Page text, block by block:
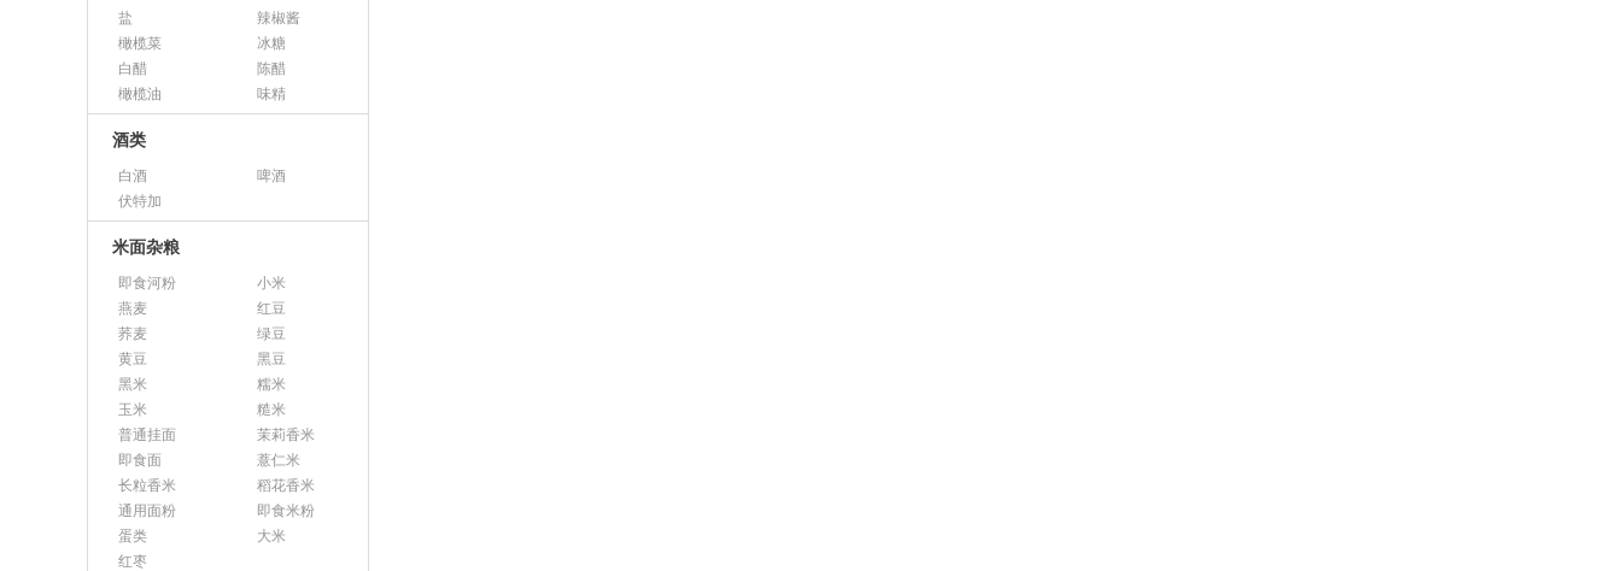
盐
辣椒酱
橄榄菜
冰糖
白醋
陈醋
橄榄油
味精
酒类
白酒
啤酒
伏特加
米面杂粮
即食河粉
小米
燕麦
红豆
荞麦
绿豆
黄豆
黑豆
黑米
糯米
玉米
糙米
普通挂面
茉莉香米
即食面
薏仁米
长粒香米
稻花香米
通用面粉
即食米粉
蛋类
大米
红枣